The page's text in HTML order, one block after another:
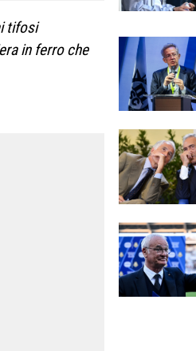
tifosi
in ferro che